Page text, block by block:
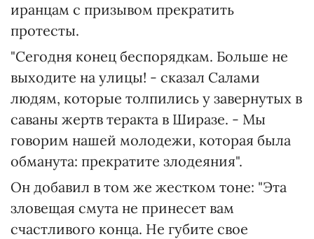
иранцам с призывом прекратить
протесты.
"Сегодня конец беспорядкам. Больше не
выходите на улицы! - сказал Салами
людям, которые толпились у завернутых в
саваны жертв теракта в Ширазе. - Мы
говорим нашей молодежи, которая была
обманута: прекратите злодеяния".
Он добавил в том же жестком тоне: "Эта
зловещая смута не принесет вам
счастливого конца. Не губите свое